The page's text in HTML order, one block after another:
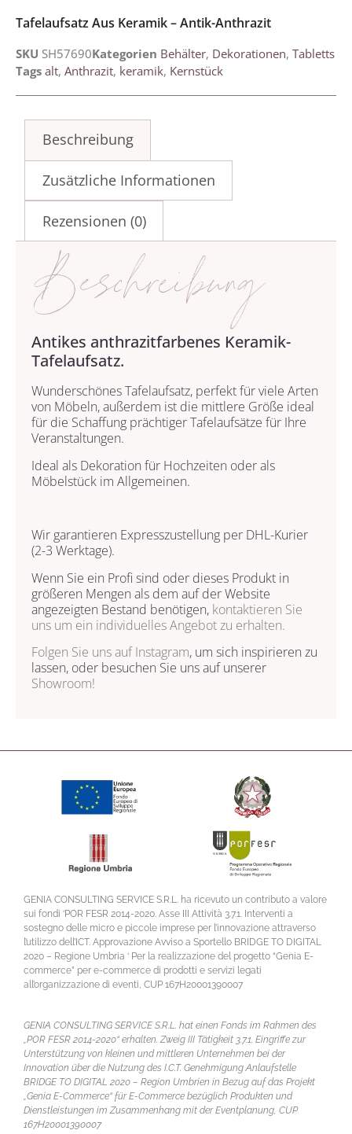
Tafelaufsatz Aus Keramik – Antik-Anthrazit
SKU SH57690Kategorien Behälter, Dekorationen, Tabletts
Tags alt, Anthrazit, keramik, Kernstück
Beschreibung
Zusätzliche Informationen
Rezensionen (0)
Beschreibung
Antikes anthrazitfarbenes Keramik-
Tafelaufsatz.
Wunderschönes Tafelaufsatz, perfekt für viele Arten
von Möbeln, außerdem ist die mittlere Größe ideal
für die Schaffung prächtiger Tafelaufsätze für Ihre
Veranstaltungen.
Ideal als Dekoration für Hochzeiten oder als
Möbelstück im Allgemeinen.
Wir garantieren Expresszustellung per DHL-Kurier
(2-3 Werktage).
Wenn Sie ein Profi sind oder dieses Produkt in
größeren Mengen als dem auf der Website
angezeigten Bestand benötigen, kontaktieren Sie
uns um ein individuelles Angebot zu erhalten.
Folgen Sie uns aufInstagram, um sich inspirieren zu
lassen, oder besuchen Sie uns auf unserer
Showroom!
GENIA CONSULTING SERVICE S.R.L. ha ricevuto un contributo a valore
sui fondi ‘POR FESR 2014-2020. Asse III Attività 3.7.1. Interventi a
sostegno delle micro e piccole imprese per l’innovazione attraverso
l’utilizzo dell’ICT. Approvazione Avviso a Sportello BRIDGE TO DIGITAL
2020 – Regione Umbria ‘ Per la realizzazione del progetto “Genia E-
commerce” per e-commerce di prodotti e servizi legati
all’organizzazione di eventi, CUP 167H20001390007
GENIA CONSULTING SERVICE S.R.L. hat einen Fonds im Rahmen des
„POR FESR 2014-2020“ erhalten. Zweig III Tätigkeit 3.7.1. Eingriffe zur
Unterstützung von kleinen und mittleren Unternehmen bei der
Innovation über die Nutzung des I.C.T. Genehmigung Anlaufstelle
BRIDGE TO DIGITAL 2020 – Region Umbrien in Bezug auf das Projekt
„Genia E-Commerce“ für E-Commerce bezüglich Produkten und
Dienstleistungen im Zusammenhang mit der Eventplanung, CUP
167H20001390007